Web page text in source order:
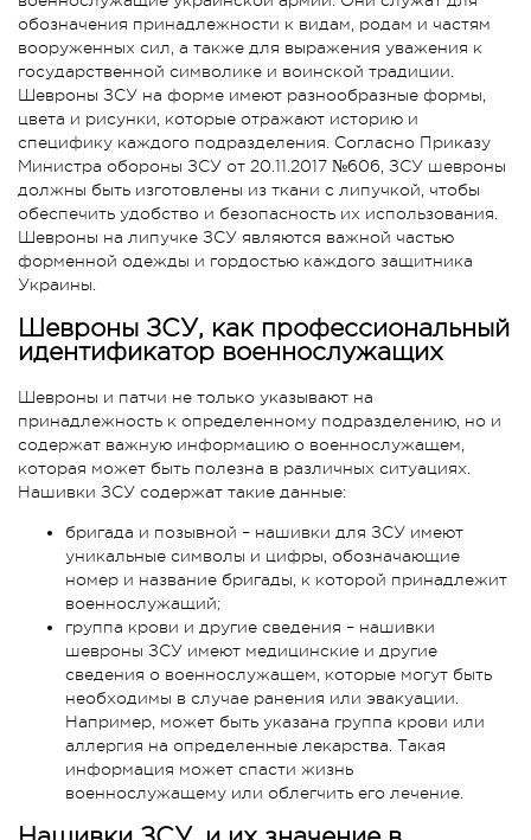
обозначения принадлежности к видам, родам и частям
вооруженных сил, а также для выражения уважения к
государственной символике и воинской традиции.
Шевроны ЗСУ на форме имеют разнообразные формы,
цвета и рисунки, которые отражают историю и
специфику каждого подразделения. Согласно Приказу
Министра обороны ЗСУ от 20.11.2017 №606, ЗСУ шевроны
должны быть изготовлены из ткани с липучкой, чтобы
обеспечить удобство и безопасность их использования.
Шевроны на липучке ЗСУ являются важной частью
форменной одежды и гордостью каждого защитника
Украины.
Шевроны ЗСУ, как профессиональный
идентификатор военнослужащих
Шевроны и патчи не только указывают на
принадлежность к определенному подразделению, но и
содержат важную информацию о военнослужащем,
которая может быть полезна в различных ситуациях.
Нашивки ЗСУ содержат такие данные:
бригада и позывной – нашивки для ЗСУ имеют
уникальные символы и цифры, обозначающие
номер и название бригады, к которой принадлежит
военнослужащий;
группа крови и другие сведения – нашивки
шевроны ЗСУ имеют медицинские и другие
сведения о военнослужащем, которые могут быть
необходимы в случае ранения или эвакуации.
Например, может быть указана группа крови или
аллергия на определенные лекарства. Такая
информация может спасти жизнь
военнослужащему или облегчить его лечение.